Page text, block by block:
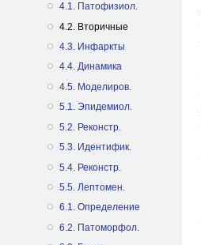
4.1. Патофизиол.
4.2. Вторичные
4.3. Инфаркты
4.4. Динамика
4.5. Mоделиров.
5.1. Эпидемиол.
5.2. Реконстр.
5.3. Идентифик.
5.4. Реконстр.
5.5. Лептомен.
6.1. Определение
6.2. Патоморфол.